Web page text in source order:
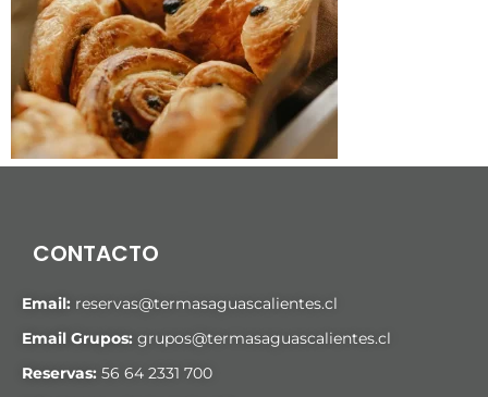
CONTACTO
Email: reservas@termasaguascalientes.cl
Email Grupos: grupos@termasaguascalientes.cl
Reservas: 56 64 2331 700